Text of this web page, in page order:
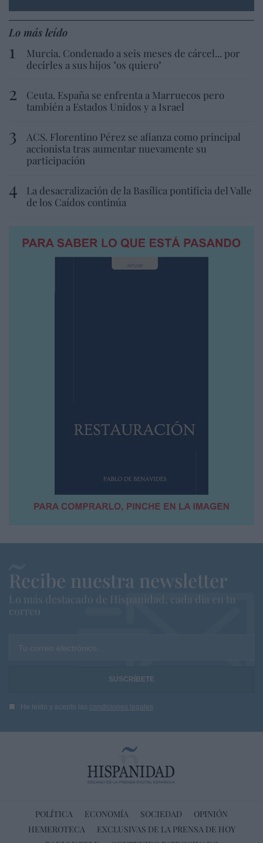
Lo más leído
Murcia. Condenado a seis meses de cárcel... por
decirles a sus hijos "os quiero"
Ceuta. España se enfrenta a Marruecos pero
también a Estados Unidos y a Israel
ACS. Florentino Pérez se afianza como principal
accionista tras aumentar nuevamente su
participación
La desacralización de la Basílica pontificia del Valle
de los Caídos continúa
Recibe nuestra newsletter
Lo más destacado de Hispanidad, cada dia en tu
correo
Tu correo electrónico...
He leído y acepto las condiciones legales
POLÍTICA ECONOMÍA SOCIEDAD
OPINIÓN
HEMEROTECA
EXCLUSIVAS DE LA PRENSA DE HOY